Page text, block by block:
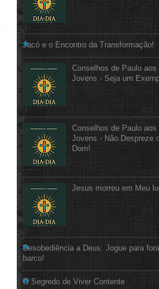
Jacó e o Encontro da Transformação!
Conselhos de Paulo aos
Jovens - Seja um
Conselhos de Paulo aos
Jovens - Não Despreze
Dom!
Jesus morreu em Meu
Desobediência a Deus: Jogue para
barco!
O Segredo de Viver Contente